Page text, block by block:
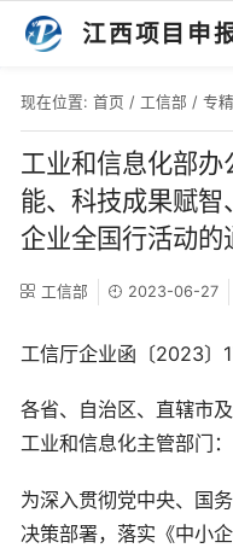
江西项目申
现在位置: 首页 / 工信部 / 专
工业和信息化部
能、科技成果赋
企业全国行活动的
工信部 2023-06-27
工信厅企业函〔2023〕
各省、自治区、直辖市
工业和信息化主管部门：
为深入贯彻党中央、国
决策部署，落实《中小